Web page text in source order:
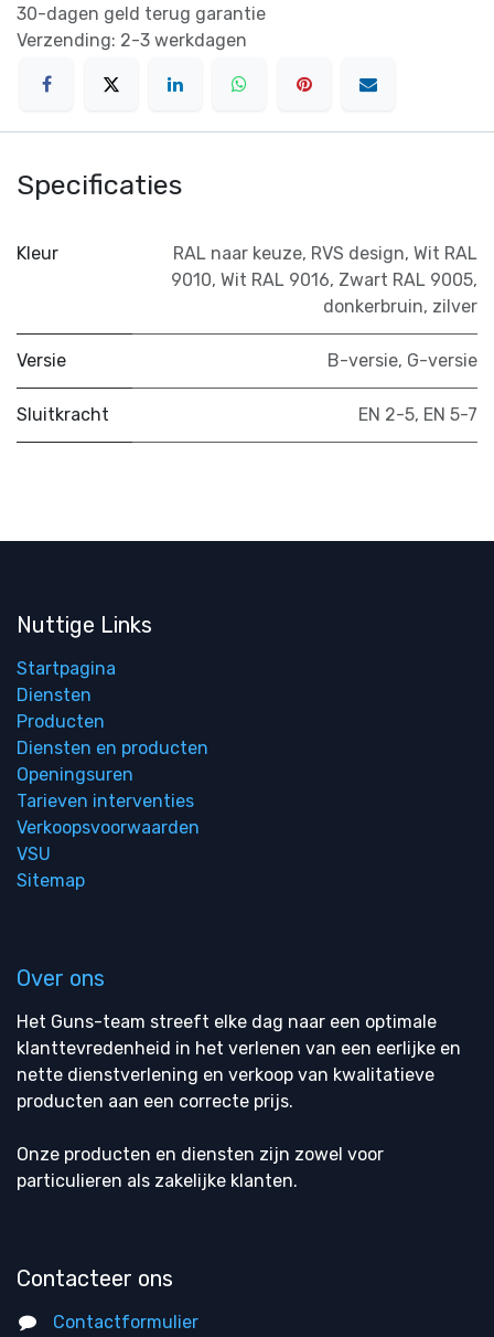
30-dagen geld terug garantie
Verzending: 2-3 werkdagen
Specificaties
Kleur RAL naar keuze, RVS design, Wit RAL
9010, Wit RAL 9016, Zwart RAL 9005,
donkerbruin, zilver
Versie B-versie, G-versie
Sluitkracht EN 2-5, EN 5-7
Nuttige Links
Startpagina
Diensten
Producten
Diensten en producten
Openingsuren
Tarieven interventies
Verkoopsvoorwaarden
VSU
Sitemap
Over ons
Het Guns-team streeft elke dag naar een optimale
klanttevredenheid in het verlenen van een eerlijke en
nette dienstverlening en verkoop van kwalitatieve
producten aan een correcte prijs.
Onze producten en diensten zijn zowel voor
particulieren als zakelijke klanten.
Contacteer ons
Contactformulier